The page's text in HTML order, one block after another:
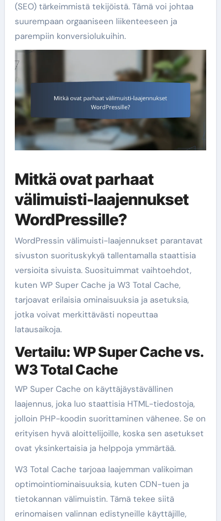
(SEO) tärkeimmistä tekijöistä. Tämä voi johtaa
suurempaan orgaaniseen liikenteeseen ja
parempiin konversiolukuihin.
Mitkä ovat parhaat
välimuisti-laajennukset
WordPressille?
WordPressin välimuisti-laajennukset parantavat
sivuston suorituskykyä tallentamalla staattisia
versioita sivuista. Suosituimmat vaihtoehdot,
kuten WP Super Cache ja W3 Total Cache,
tarjoavat erilaisia ominaisuuksia ja asetuksia,
jotka voivat merkittävästi nopeuttaa
latausaikoja.
Vertailu: WP Super Cache vs.
W3 Total Cache
WP Super Cache on käyttäjäystävällinen
laajennus, joka luo staattisia HTML-tiedostoja,
jolloin PHP-koodin suorittaminen vähenee. Se on
erityisen hyvä aloittelijoille, koska sen asetukset
ovat yksinkertaisia ja helppoja ymmärtää.
W3 Total Cache tarjoaa laajemman valikoiman
optimointiominaisuuksia, kuten CDN-tuen ja
tietokannan välimuistin. Tämä tekee siitä
erinomaisen valinnan edistyneille käyttäjille,